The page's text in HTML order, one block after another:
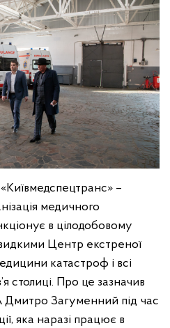
–
медичного
в цілодобовому
Центр екстреної
катастроф і всі
столиці. Про це зазначив
Загуменний під час
яка наразі працює в